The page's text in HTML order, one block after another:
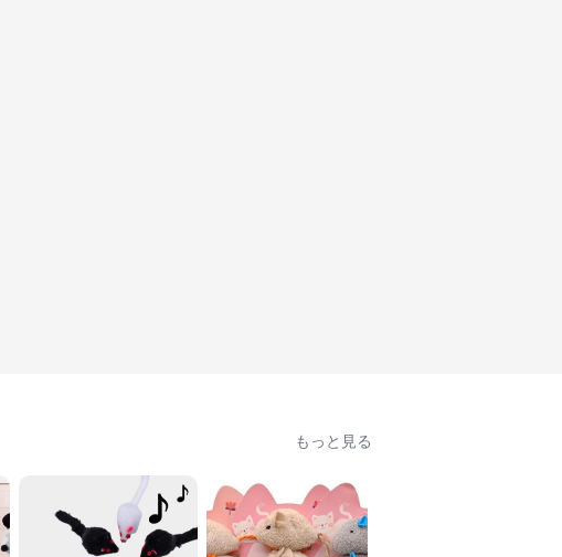
もっと見る